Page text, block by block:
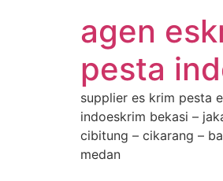
agen
pesta
supplier es krim pesta
indoeskrim bekasi –
cibitung – cikarang –
medan